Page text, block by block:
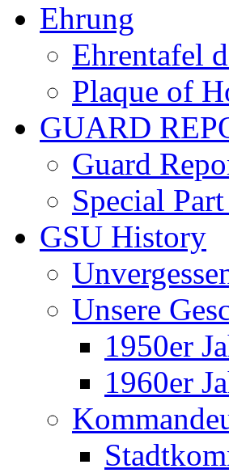
Ehrung
Ehrentafel
Plaque of
GUARD
Guard
Special
GSU History
Unsere
1950er
1960er